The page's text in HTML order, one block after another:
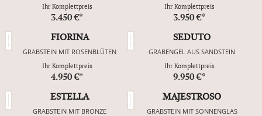
Ihr Komplettpreis
3.450 €*
Ihr Komplettpreis
3.950 €*
FIORINA
GRABSTEIN MIT ROSENBLÜTEN
Ihr Komplettpreis
4.950 €*
SEDUTO
GRABENGEL AUS SANDSTEIN
Ihr Komplettpreis
9.950 €*
ESTELLA
GRABSTEIN MIT BRONZE
MAJESTROSO
GRABSTEIN MIT SONNENGLAS